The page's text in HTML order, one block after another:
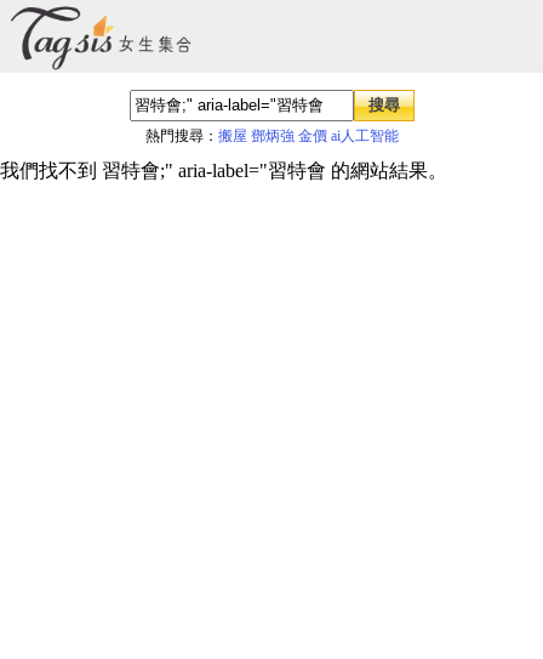
熱門搜尋： 搬屋 鄧炳強 金價 ai人工智能
我們找不到 習特會;" aria-label="習特會 的網站結果。